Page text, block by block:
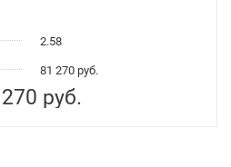
2.58
81 270 руб.
руб.